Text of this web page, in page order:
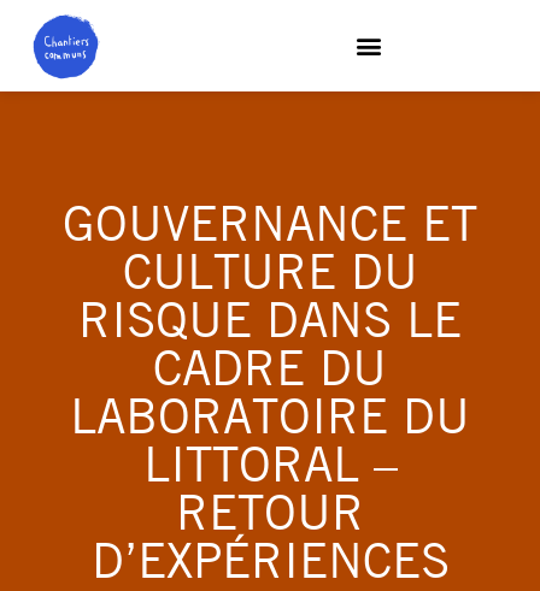
GOUVERNANCE ET
CULTURE DU
RISQUE DANS LE
CADRE DU
LABORATOIRE DU
LITTORAL –
RETOUR
D’EXPÉRIENCES